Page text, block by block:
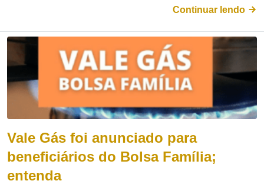
Continuar lendo
Vale Gás foi anunciado para
beneficiários do Bolsa Família;
entenda